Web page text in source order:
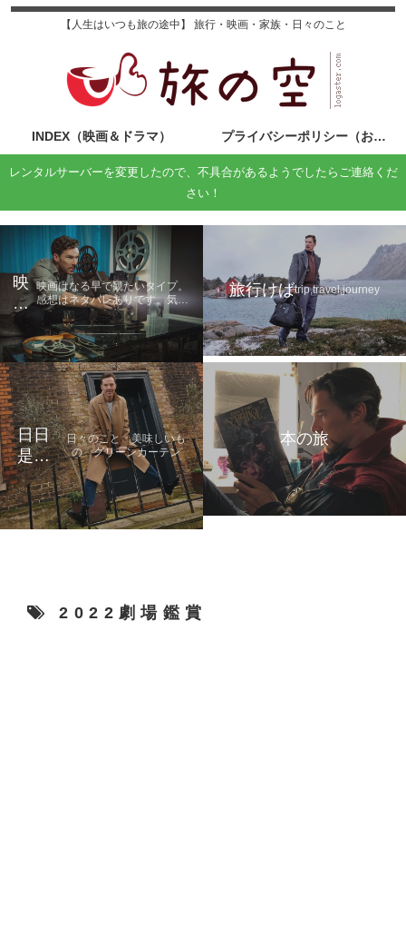
【人生はいつも旅の途中】 旅行・映画・家族・日々のこと
INDEX（映画＆ドラマ） プライバシーポリシー（お問い合わせ）
レンタルサーバーを変更したので、不具合があるようでしたらご連絡くだ
さい！
映
画
の
旅
映画はなる早で観たいタイプ。
感想はネタバレありです。気に
なる方は鑑賞後に読んでくださ
い。
旅行けばtrip,travel,journey
日日
是好
日
日々のこと 美味しいも
の グリーンカーテン
本の旅
2022劇場鑑賞